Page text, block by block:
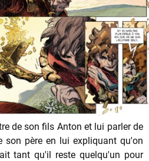
de son fils Anton et lui parler de
son père en lui expliquant qu'on
tant qu'il reste quelqu'un pour